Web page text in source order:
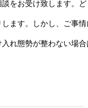
談をお受け致します。
ます。しかし、ご事
れ態勢が整わない場